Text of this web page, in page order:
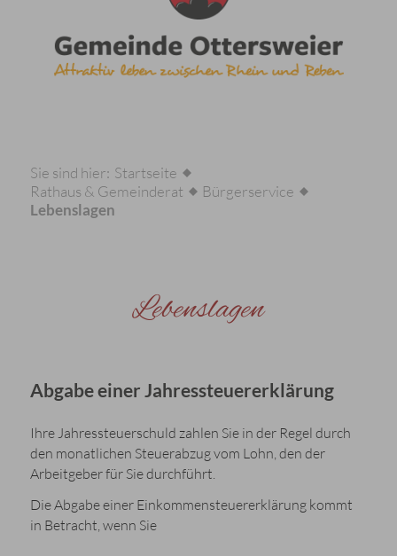
Sie sind hier: Startseite
Rathaus & Gemeinderat
Bürgerservice
Lebenslagen
Lebenslagen
Abgabe einer Jahressteuererklärung
Ihre Jahressteuerschuld zahlen Sie in der Regel durch
den monatlichen Steuerabzug vom Lohn, den der
Arbeitgeber für Sie durchführt.
Die Abgabe einer Einkommensteuererklärung kommt
in Betracht, wenn Sie